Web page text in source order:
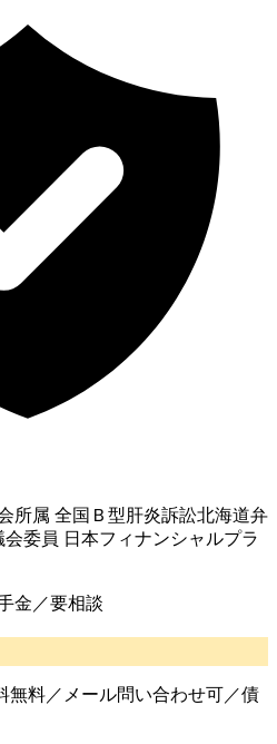
所属 全国Ｂ型肝炎訴訟北海道弁
委員 日本フィナンシャルプラ
金／要相談
無料／メール問い合わせ可／債